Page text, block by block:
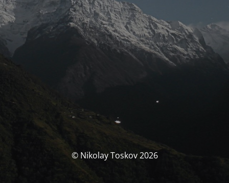
© Nikolay Toskov 2026